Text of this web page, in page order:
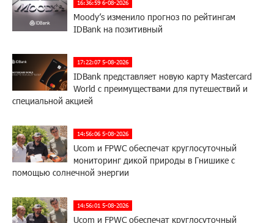
16:36:59 6-08-2026
Moody’s изменило прогноз по рейтингам
IDBank на позитивный
17:22:07 5-08-2026
IDBank представляет новую карту Mastercard
World с преимуществами для путешествий и
специальной акцией
14:56:06 5-08-2026
Ucom и FPWC обеспечат круглосуточный
мониторинг дикой природы в Гнишике с
помощью солнечной энергии
14:56:01 5-08-2026
Ucom и FPWC обеспечат круглосуточный